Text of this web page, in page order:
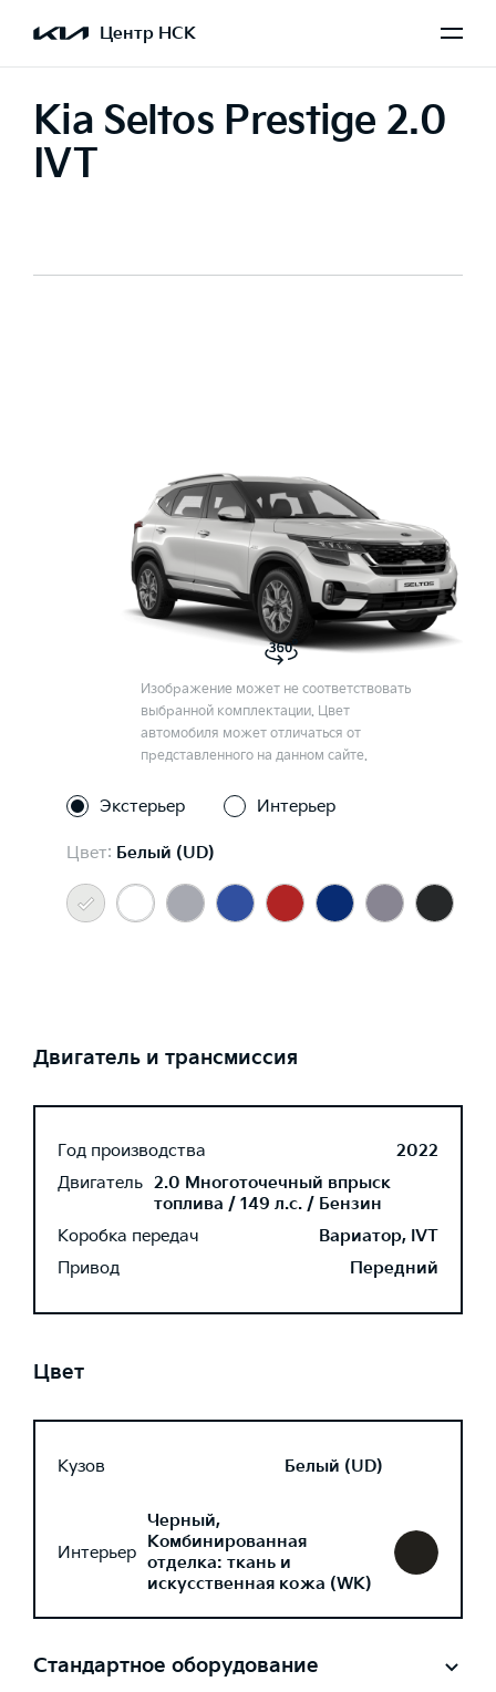
Центр НСК
Kia Seltos Prestige 2.0
IVT
Изображение может не соответствовать
выбранной комплектации. Цвет
автомобиля может отличаться от
представленного на данном сайте.
Экстерьер Интерьер
Цвет: Белый (UD)
Двигатель и трансмиссия
Год производства
2022
Двигатель 2.0 Многоточечный впрыск
топлива / 149 л.с. / Бензин
Коробка передач
Вариатор, IVT
Привод
Передний
Цвет
Кузов Белый (UD)
Интерьер
Черный,
Комбинированная
отделка: ткань и
искусственная кожа (WK)
Стандартное оборудование